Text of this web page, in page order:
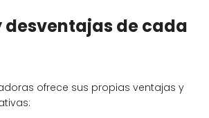
desventajas de cada
ofrece sus propias ventajas y